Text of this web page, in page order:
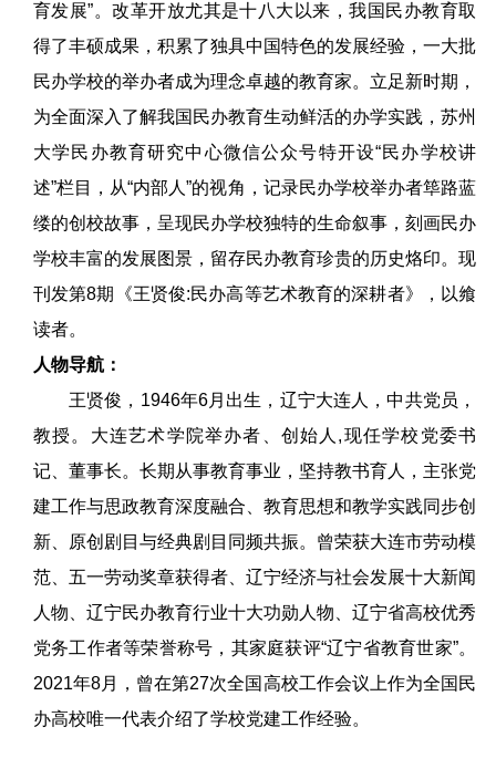
育发展”。改革开放尤其是十八大以来，我国民办教育取
得了丰硕成果，积累了独具中国特色的发展经验，一大批
民办学校的举办者成为理念卓越的教育家。立足新时期，
为全面深入了解我国民办教育生动鲜活的办学实践，苏州
大学民办教育研究中心微信公众号特开设“民办学校讲
述”栏目，从“内部人”的视角，记录民办学校举办者筚路蓝
缕的创校故事，呈现民办学校独特的生命叙事，刻画民办
学校丰富的发展图景，留存民办教育珍贵的历史烙印。 现
刊发第8期《王贤俊:民办高等艺术教育的深耕者》，以飨
读者。
人物导航：
王贤俊，1946年6月出生，辽宁大连人，中共党员，
教授。大连艺术学院举办者、创始人,现任学校党委书
记、董事长。长期从事教育事业，坚持教书育人，主张党
建工作与思政教育深度融合、教育思想和教学实践同步创
新、原创剧目与经典剧目同频共振。曾荣获大连市劳动模
范、五一劳动奖章获得者、辽宁经济与社会发展十大新闻
人物、辽宁民办教育行业十大功勋人物、辽宁省高校优秀
党务工作者等荣誉称号，其家庭获评“辽宁省教育世家”。
2021年8月，曾在第27次全国高校工作会议上作为全国民
办高校唯一代表介绍了学校党建工作经验。